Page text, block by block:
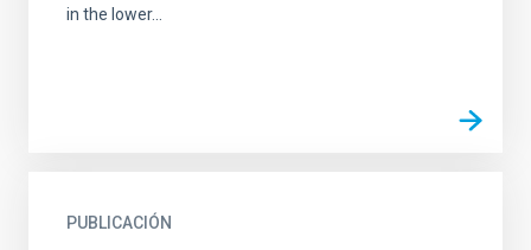
in the lower...
PUBLICACIÓN